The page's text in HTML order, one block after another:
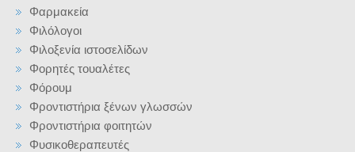
Φαρμακεία
Φιλόλογοι
Φιλοξενία ιστοσελίδων
Φορητές τουαλέτες
Φόρουμ
Φροντιστήρια ξένων γλωσσών
Φροντιστήρια φοιτητών
Φυσικοθεραπευτές